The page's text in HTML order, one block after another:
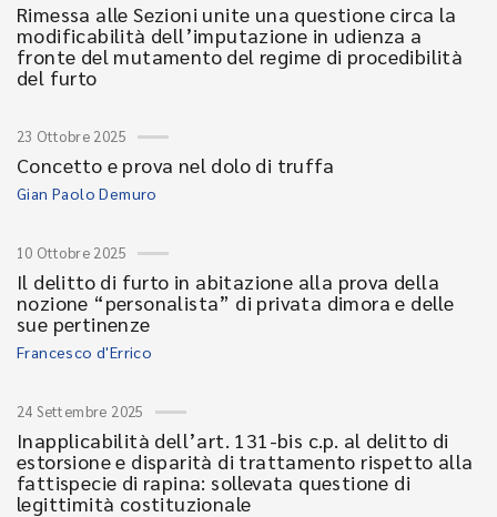
Rimessa alle Sezioni unite una questione circa la
modificabilità dell’imputazione in udienza a
fronte del mutamento del regime di procedibilità
del furto
23 Ottobre 2025
Concetto e prova nel dolo di truffa
Gian Paolo Demuro
10 Ottobre 2025
Il delitto di furto in abitazione alla prova della
nozione “personalista” di privata dimora e delle
sue pertinenze
Francesco d'Errico
24 Settembre 2025
Inapplicabilità dell’art. 131-bis c.p. al delitto di
estorsione e disparità di trattamento rispetto alla
fattispecie di rapina: sollevata questione di
legittimità costituzionale